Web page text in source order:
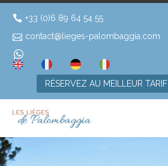
+33 (0)6 89 64 54 55
contact@lieges-palombaggia.com
RÉSERVEZ AU MEILLEUR TARIF